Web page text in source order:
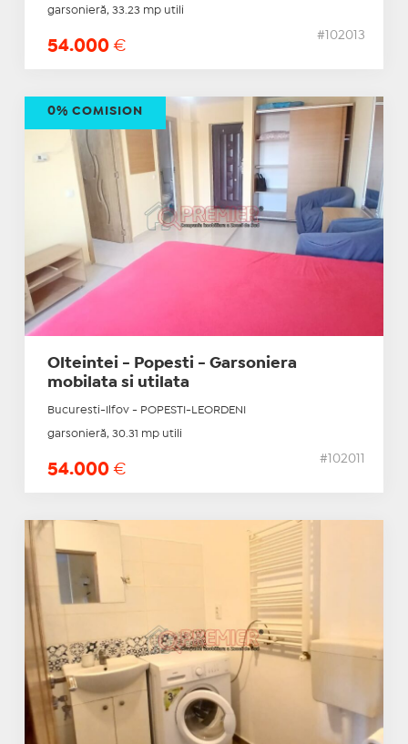
garsonieră, 33.23 mp utili
54.000 €
#102013
Olteintei - Popesti - Garsoniera
mobilata si utilata
Bucuresti-Ilfov - POPESTI-LEORDENI
garsonieră, 30.31 mp utili
54.000 €
#102011
0% COMISION